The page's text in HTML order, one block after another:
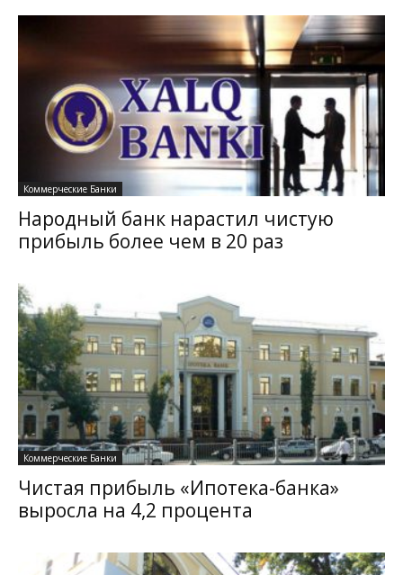
Коммерческие Банки
Народный банк нарастил чистую
прибыль более чем в 20 раз
Коммерческие Банки
Чистая прибыль «Ипотека-банка»
выросла на 4,2 процента